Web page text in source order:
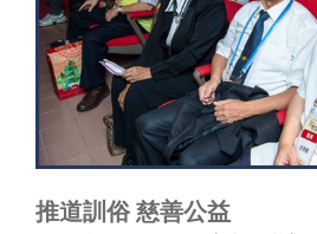
推道訓俗 慈善公益